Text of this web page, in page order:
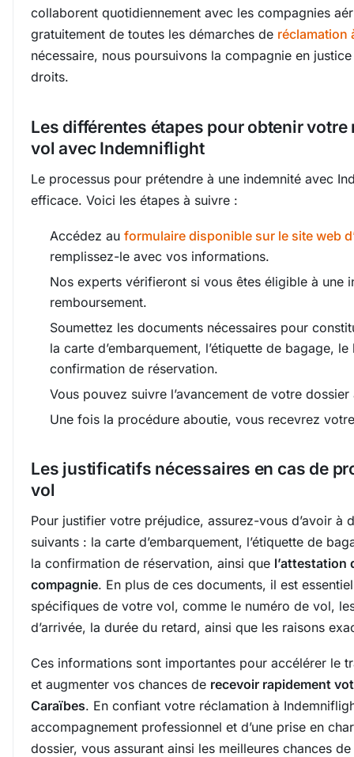
collaborent quotidiennement avec les compagnies
gratuitement de toutes les démarches de réclamation
nécessaire, nous poursuivons la compagnie en
droits.
Les différentes étapes pour obtenir votre
vol avec Indemniflight
Le processus pour prétendre à une indemnité avec
efficace. Voici les étapes à suivre :
Accédez au formulaire disponible sur le site web
remplissez-le avec vos informations.
Nos experts vérifieront si vous êtes éligible à une
remboursement.
Soumettez les documents nécessaires pour
la carte d’embarquement, l’étiquette de bagage,
confirmation de réservation.
Vous pouvez suivre l’avancement de votre
Une fois la procédure aboutie, vous recevrez
Les justificatifs nécessaires en cas de
vol
Pour justifier votre préjudice, assurez-vous d’avoir à
suivants : la carte d’embarquement, l’étiquette de
la confirmation de réservation, ainsi que l’attestation
compagnie. En plus de ces documents, il est
spécifiques de votre vol, comme le numéro de vol,
d’arrivée, la durée du retard, ainsi que les raisons
Ces informations sont importantes pour accélérer le
et augmenter vos chances de recevoir rapidement
Caraïbes. En confiant votre réclamation à
accompagnement professionnel et d’une prise en
dossier, vous assurant ainsi les meilleures chances